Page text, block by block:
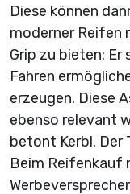
Diese können
moderner Reifen
Grip zu bieten:
Fahren
erzeugen. Diese
ebenso relevant
betont Kerbl. Der
Beim Reifenkauf